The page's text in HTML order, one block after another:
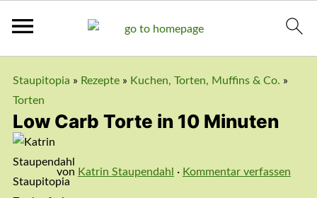
Staupitopia » Rezepte» Kuchen, Torten, Muffins & Co. »
Torten
Low Carb Torte in 10 Minuten
von Katrin Staupendahl · Kommentar verfassen